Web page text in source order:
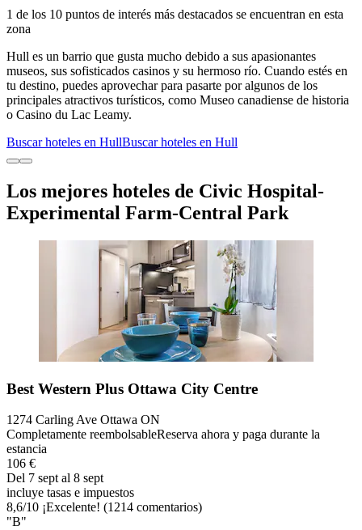
1 de los 10 puntos de interés más destacados se encuentran en esta
zona
Hull es un barrio que gusta mucho debido a sus apasionantes
museos, sus sofisticados casinos y su hermoso río. Cuando estés en
tu destino, puedes aprovechar para pasarte por algunos de los
principales atractivos turísticos, como Museo canadiense de historia
o Casino du Lac Leamy.
Buscar hoteles en HullBuscar hoteles en Hull
Los mejores hoteles de Civic Hospital-
Experimental Farm-Central Park
Best Western Plus Ottawa City Centre
1274 Carling Ave Ottawa ON
Completamente reembolsableReserva ahora y paga durante la
estancia
106 €
Del 7 sept al 8 sept
incluye tasas e impuestos
8,6/10 ¡Excelente! (1214 comentarios)
"B"